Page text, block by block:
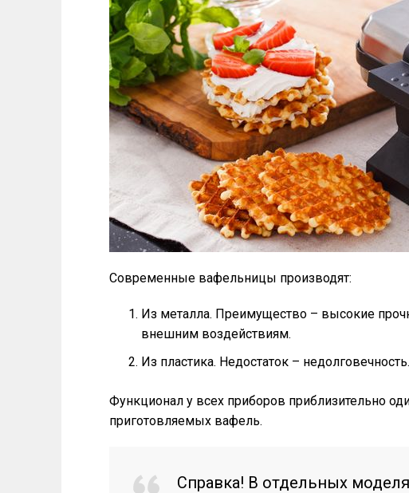
Современные вафельницы производят:
Из металла. Преимущество – высокие
внешним воздействиям.
Из пластика. Недостаток – недолговечность.
Функционал у всех приборов приблизительно
приготовляемых вафель.
Справка! В отдельных